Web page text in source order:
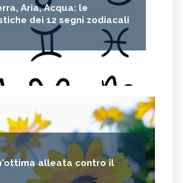
Aria, Acqua: le
dei 12 segni zodiacali
alleata contro il